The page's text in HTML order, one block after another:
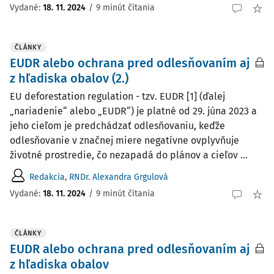
Vydané: 18. 11. 2024 / 9 minút čítania
ČLÁNKY
EUDR alebo ochrana pred odlesňovaním aj
z hľadiska obalov (2.)
EU deforestation regulation - tzv. EUDR [1] (ďalej
„nariadenie“ alebo „EUDR“) je platné od 29. júna 2023 a
jeho cieľom je predchádzať odlesňovaniu, keďže
odlesňovanie v značnej miere negatívne ovplyvňuje
životné prostredie, čo nezapadá do plánov a cieľov ...
Redakcia, RNDr. Alexandra Grgulová
Vydané: 18. 11. 2024 / 9 minút čítania
ČLÁNKY
EUDR alebo ochrana pred odlesňovaním aj
z hľadiska obalov